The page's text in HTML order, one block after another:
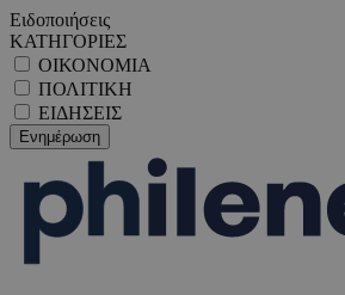
Ειδοποιήσεις
ΚΑΤΗΓΟΡΙΕΣ
ΟΙΚΟΝΟΜΙΑ
ΠΟΛΙΤΙΚΗ
ΕΙΔΗΣΕΙΣ